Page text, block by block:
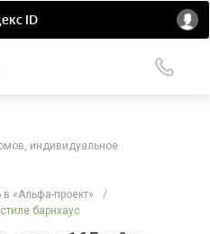
индивидуальное
«Альфа-проект»
/
барнхаус